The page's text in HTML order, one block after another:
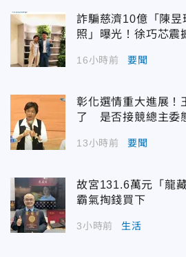
詐騙慈濟10億「陳
照」曝光！徐巧芯震
16小時前 要聞
彰化選情重大進展！
了 是否接競總主委
13小時前 要聞
故宮131.6萬元「龍
霸氣掏錢買下
3小時前 生活